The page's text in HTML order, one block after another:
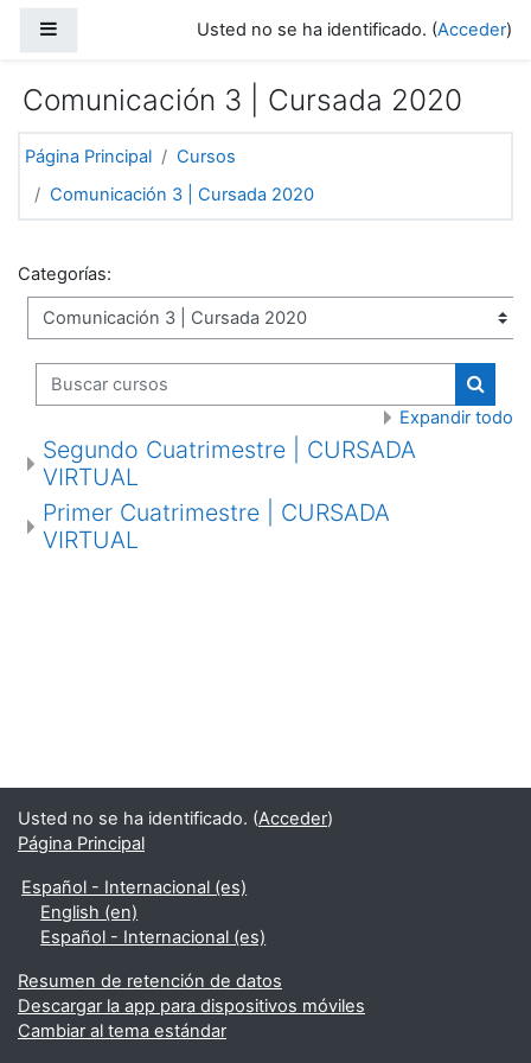
Usted no se ha identificado. (Acceder)
Comunicación 3 | Cursada 2020
Página Principal
Cursos
Comunicación 3 | Cursada 2020
Categorías:
Buscar cursos
Expandir todo
Segundo Cuatrimestre | CURSADA
VIRTUAL
Primer Cuatrimestre | CURSADA
VIRTUAL
Usted no se ha identificado. (Acceder)
Página Principal
Español - Internacional ‎(es)‎
English ‎(en)‎
Español - Internacional ‎(es)‎
Resumen de retención de datos
Descargar la app para dispositivos móviles
Cambiar al tema estándar